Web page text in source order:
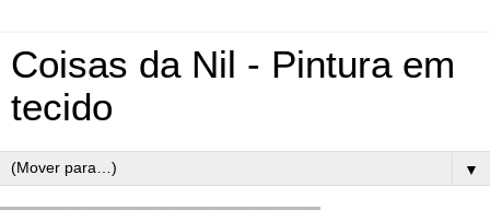
Coisas da Nil - Pintura em
tecido
▼